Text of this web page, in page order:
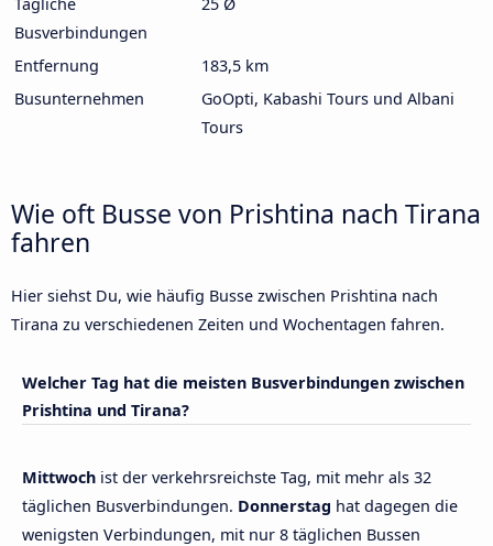
Busverbindungen
Entfernung
183,5 km
Busunternehmen
GoOpti, Kabashi Tours und Albani
Tours
Wie oft Busse von Prishtina nach Tirana
fahren
Hier siehst Du, wie häufig Busse zwischen Prishtina nach
Tirana zu verschiedenen Zeiten und Wochentagen fahren.
Welcher Tag hat die meisten Busverbindungen zwischen
Prishtina und Tirana?
Mittwoch ist der verkehrsreichste Tag, mit mehr als 32
täglichen Busverbindungen. Donnerstag hat dagegen die
wenigsten Verbindungen, mit nur 8 täglichen Bussen